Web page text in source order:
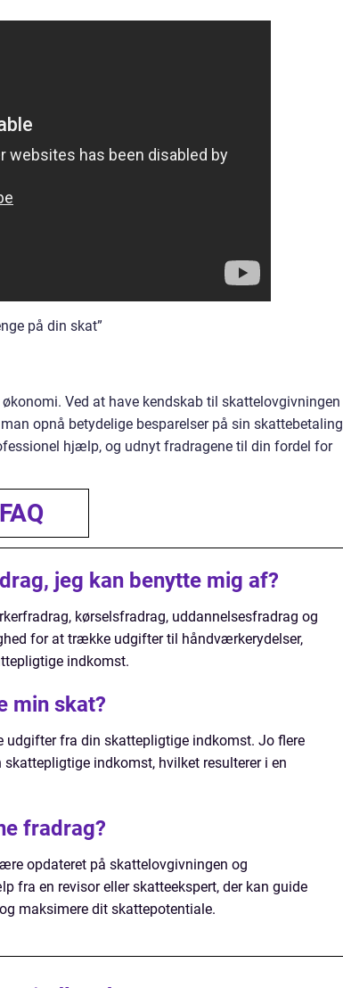
på din skat”
Ved at have kendskab til skattelovgivningen
opnå betydelige besparelser på sin skattebetaling
hjælp, og udnyt fradragene til din fordel for
FAQ
jeg kan benytte mig af?
kørselsfradrag, uddannelsesfradrag og
for at trække udgifter til håndværkerydelser,
indkomst.
min skat?
fra din skattepligtige indkomst. Jo flere
indkomst, hvilket resulterer i en
fradrag?
opdateret på skattelovgivningen og
fra en revisor eller skatteekspert, der kan guide
maksimere dit skattepotentiale.